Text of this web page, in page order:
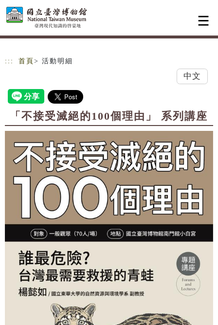
跳到主要內容
網站導覽
::: 首頁 > 活動明細
中文
「不接受滅絕的100個理由」 系列講座